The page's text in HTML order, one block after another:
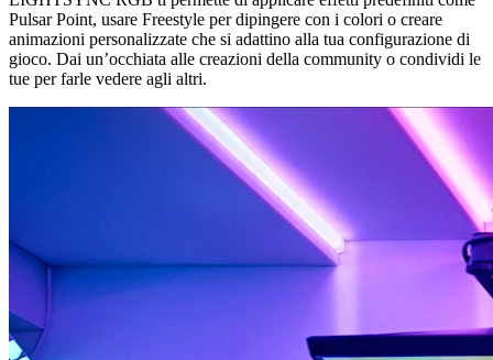
Pulsar Point, usare Freestyle per dipingere con i colori o creare
animazioni personalizzate che si adattino alla tua configurazione di
gioco. Dai un’occhiata alle creazioni della community o condividi le
tue per farle vedere agli altri.